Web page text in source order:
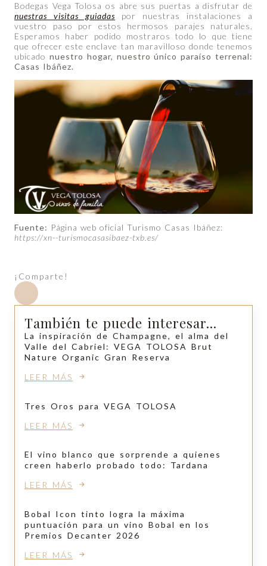
Bodegas Vega Tolosa os abre sus puertas a disfrutar de
nuestras visitas guiadas por nuestras instalaciones a
vuestro paso por estos hermosos parajes naturales.
Esperamos haber podido mostraros todo lo que tiene
que ofrecer este enclave tan maravilloso donde tenemos
ubicado nuestro hogar, nuestro único paraíso terrenal:
Casas Ibáñez.
Fuente: Página web oficial Turismo Casas Ibáñez:
https://xn--turismocasasibaez-txb.es/
¡Comparte!
También te puede interesar...
La inspiración de Champagne, el alma del
Valle del Cabriel: VEGA TOLOSA Brut
Nature Organic Gran Reserva
LEER MÁS
Tres Oros para VEGA TOLOSA
LEER MÁS
El vino blanco que sorprende a quienes
creen haberlo probado todo: Tardana
LEER MÁS
Bobal Icon tinto logra la máxima
puntuación para un vino Bobal en los
Premios Decanter 2026
LEER MÁS